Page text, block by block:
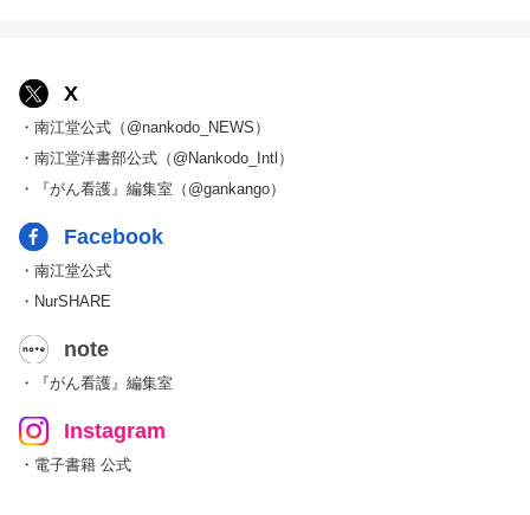
X
・南江堂公式（@nankodo_NEWS）
・南江堂洋書部公式（@Nankodo_Intl）
・『がん看護』編集室（@gankango）
Facebook
・南江堂公式
・NurSHARE
note
・『がん看護』編集室
Instagram
・電子書籍 公式